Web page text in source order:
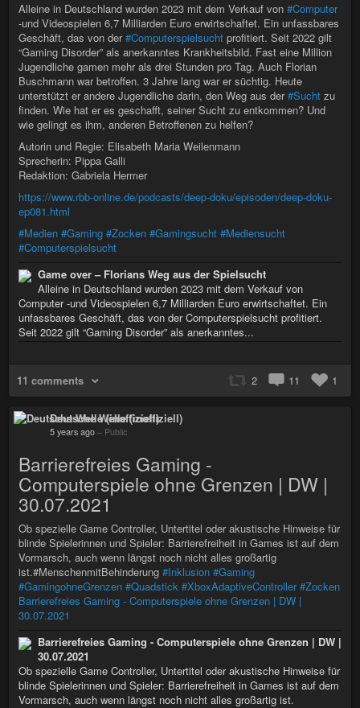
Alleine in Deutschland wurden 2023 mit dem Verkauf von #Computer
-und Videospielen 6,7 Milliarden Euro erwirtschaftet. Ein unfassbares
Geschäft, das von der#Computerspielsucht profitiert. Seit 2022 gilt
“Gaming Disorder” als anerkanntes Krankheitsbild. Fast eine Million
Jugendliche gamen mehr als drei Stunden pro Tag. Auch Florian
Buschmann war betroffen. 3 Jahre lang war er süchtig. Heute
unterstützt er andere Jugendliche darin, den Weg aus der#Sucht zu
finden. Wie hat er es geschafft, seiner Sucht zu entkommen? Und
wie gelingt es ihm, anderen Betroffenen zu helfen?
Autorin und Regie: Elisabeth Maria Weilenmann
Sprecherin: Pippa Galli
Redaktion: Gabriela Hermer
https://www.rbb-online.de/podcasts/deep-doku/episoden/deep-doku-
ep081.html
#Medien #Gaming #Zocken #Gamingsucht #Mediensucht
#Computerspielsucht
Game over – Florians Weg aus der Spielsucht
Alleine in Deutschland wurden 2023 mit dem Verkauf von
Computer -und Videospielen 6,7 Milliarden Euro erwirtschaftet. Ein
unfassbares Geschäft, das von der Computerspielsucht profitiert.
Seit 2022 gilt “Gaming Disorder” als anerkanntes...
11 comments 2 11 1
Deutsche Welle (inoffiziell)
5 years ago – Public
Barrierefreies Gaming -
Computerspiele ohne Grenzen | DW |
30.07.2021
Ob spezielle Game Controller, Untertitel oder akustische Hinweise für
blinde Spielerinnen und Spieler: Barrierefreiheit in Games ist auf dem
Vormarsch, auch wenn längst noch nicht alles großartig
ist.#MenschenmitBehinderung #Inklusion #Gaming
#GamingohneGrenzen #Quadstick #XboxAdaptiveController #Zocken
Barrierefreies Gaming - Computerspiele ohne Grenzen | DW |
30.07.2021
Barrierefreies Gaming - Computerspiele ohne Grenzen | DW |
30.07.2021
Ob spezielle Game Controller, Untertitel oder akustische Hinweise für
blinde Spielerinnen und Spieler: Barrierefreiheit in Games ist auf dem
Vormarsch, auch wenn längst noch nicht alles großartig ist.